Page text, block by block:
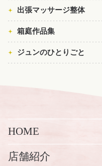
出張マッサージ整体
箱庭作品集
ジュンのひとりごと
HOME
店舗紹介